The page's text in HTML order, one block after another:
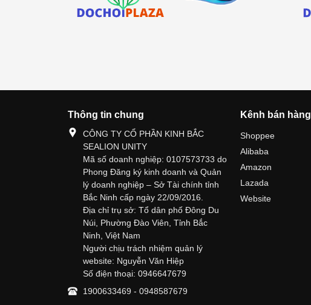
Thông tin chung
CÔNG TY CỔ PHẦN KINH BẮC
SEALION UNITY
Mã số doanh nghiệp: 0107573733 do
Phong Đăng ký kinh doanh và Quản
lý doanh nghiệp – Sở Tài chính tỉnh
Bắc Ninh cấp ngày 22/09/2016.
Địa chỉ trụ sở: Tổ dân phố Đông Du
Núi, Phường Đào Viên, Tỉnh Bắc
Ninh, Việt Nam
Người chịu trách nhiệm quản lý
website: Nguyễn Văn Hiệp
Số điện thoại: 0946647679
1900633469 - 0948587679
Kênh bán hàng
Shoppee
Alibaba
Amazon
Lazada
Website